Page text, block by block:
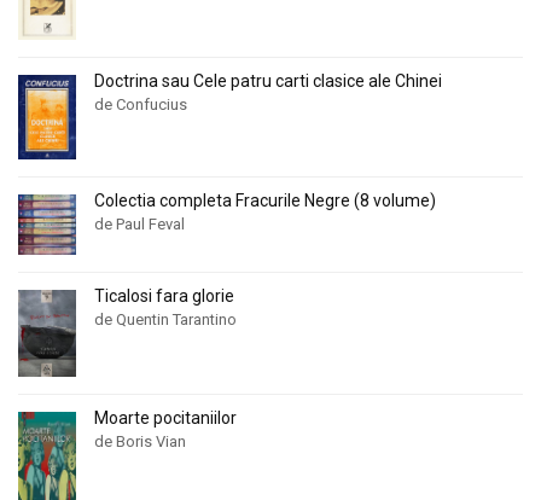
Doctrina sau Cele patru carti clasice ale Chinei
de Confucius
Colectia completa Fracurile Negre (8 volume)
de Paul Feval
Ticalosi fara glorie
de Quentin Tarantino
Moarte pocitaniilor
de Boris Vian